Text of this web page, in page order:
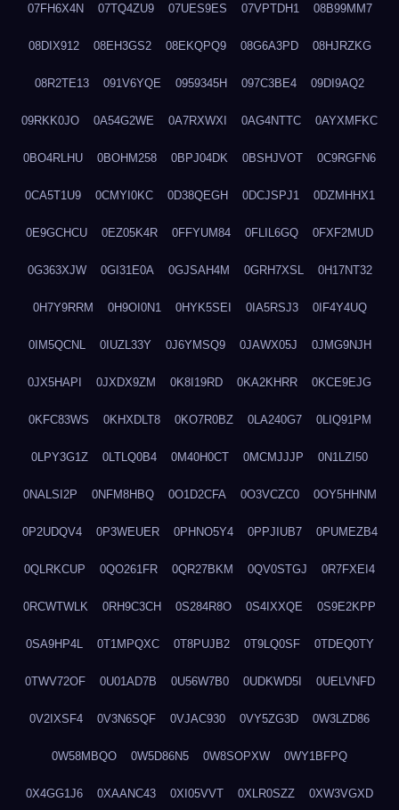
07FH6X4N 07TQ4ZU9 07UES9ES 07VPTDH1 08B99MM7
08DIX912 08EH3GS2 08EKQPQ9 08G6A3PD 08HJRZKG
08R2TE13 091V6YQE 0959345H 097C3BE4 09DI9AQ2
09RKK0JO 0A54G2WE 0A7RXWXI 0AG4NTTC 0AYXMFKC
0BO4RLHU 0BOHM258 0BPJ04DK 0BSHJVOT 0C9RGFN6
0CA5T1U9 0CMYI0KC 0D38QEGH 0DCJSPJ1 0DZMHHX1
0E9GCHCU 0EZ05K4R 0FFYUM84 0FLIL6GQ 0FXF2MUD
0G363XJW 0GI31E0A 0GJSAH4M 0GRH7XSL 0H17NT32
0H7Y9RRM 0H9OI0N1 0HYK5SEI 0IA5RSJ3 0IF4Y4UQ
0IM5QCNL 0IUZL33Y 0J6YMSQ9 0JAWX05J 0JMG9NJH
0JX5HAPI 0JXDX9ZM 0K8I19RD 0KA2KHRR 0KCE9EJG
0KFC83WS 0KHXDLT8 0KO7R0BZ 0LA240G7 0LIQ91PM
0LPY3G1Z 0LTLQ0B4 0M40H0CT 0MCMJJJP 0N1LZI50
0NALSI2P 0NFM8HBQ 0O1D2CFA 0O3VCZC0 0OY5HHNM
0P2UDQV4 0P3WEUER 0PHNO5Y4 0PPJIUB7 0PUMEZB4
0QLRKCUP 0QO261FR 0QR27BKM 0QV0STGJ 0R7FXEI4
0RCWTWLK 0RH9C3CH 0S284R8O 0S4IXXQE 0S9E2KPP
0SA9HP4L 0T1MPQXC 0T8PUJB2 0T9LQ0SF 0TDEQ0TY
0TWV72OF 0U01AD7B 0U56W7B0 0UDKWD5I 0UELVNFD
0V2IXSF4 0V3N6SQF 0VJAC930 0VY5ZG3D 0W3LZD86
0W58MBQO 0W5D86N5 0W8SOPXW 0WY1BFPQ
0X4GG1J6 0XAANC43 0XI05VVT 0XLR0SZZ 0XW3VGXD